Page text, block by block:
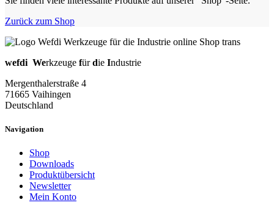
Zurück zum Shop
wefdi Werkzeuge fürdie Industrie
Mergenthalerstraße 4
71665 Vaihingen
Deutschland
Navigation
Shop
Downloads
Produktübersicht
Newsletter
Mein Konto